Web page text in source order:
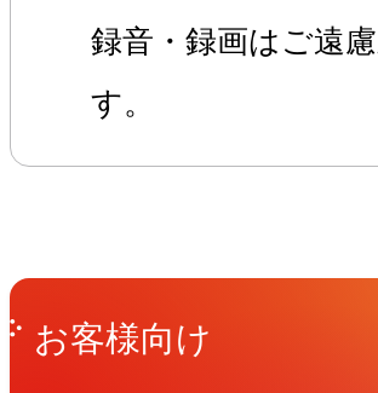
録音・録画はご遠
す。
Get in Touchお問い合わせ
お客様向け